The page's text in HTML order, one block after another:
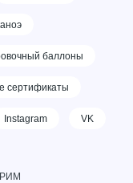
баллоны
сертификаты
Instagram VK